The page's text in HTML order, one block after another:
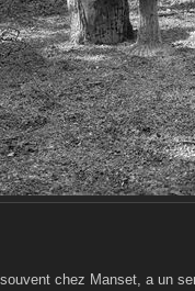
chez Manset, a un